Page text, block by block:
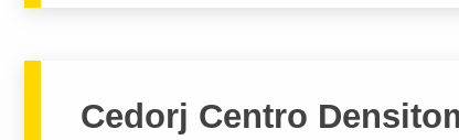
Cedorj Centro